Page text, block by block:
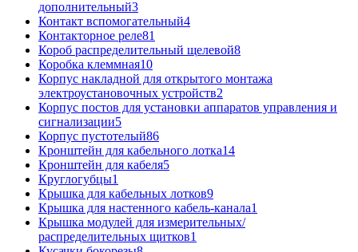
дополнительный3
Контакт вспомогательный4
Контакторное реле81
Короб распределительный щелевой8
Коробка клеммная10
Корпус накладной для открытого монтажа
электроустановочных устройств2
Корпус постов для установки аппаратов управления и
сигнализации5
Корпус пустотелый86
Кронштейн для кабельного лотка14
Кронштейн для кабеля5
Круглогубцы1
Крышка для кабельных лотков9
Крышка для настенного кабель-канала1
Крышка модулей для измерительных/
распределительных щитков1